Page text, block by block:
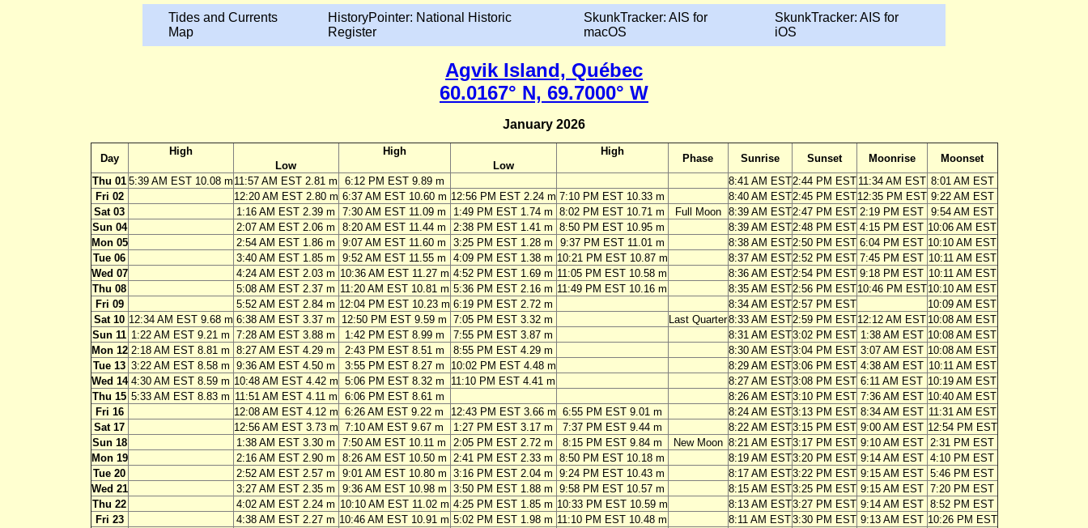
Tides and Currents
Map
HistoryPointer: National Historic
Register
SkunkTracker: AIS for
macOS
SkunkTracker: AIS for
iOS
Agvik Island, Québec
60.0167° N, 69.7000° W
January 2026
Day
High
Low
High
Low
High
Phase Sunrise Sunset Moonrise
Moonset
Thu 01 5:39 AM EST 10.08 m 11:57 AM EST 2.81 m 6:12 PM EST 9.89 m 8:41 AM EST2:44 PM EST 11:34 AM EST 8:01 AM EST
Fri 02
12:20 AM EST 2.80 m 6:37 AM EST 10.60 m 12:56 PM EST 2.24 m 7:10 PM EST 10.33 m 8:40 AM EST2:45 PM EST12:35 PM EST 9:22 AM EST
Sat 03
1:16 AM EST 2.39 m 7:30 AM EST 11.09 m 1:49 PM EST 1.74 m 8:02 PM EST 10.71 m Full Moon 8:39 AM EST2:47 PM EST 2:19 PM EST 9:54 AM EST
Sun 04
2:07 AM EST 2.06 m 8:20 AM EST 11.44 m 2:38 PM EST 1.41 m 8:50 PM EST 10.95 m 8:39 AM EST2:48 PM EST 4:15 PM EST 10:06 AM EST
Mon 05
2:54 AM EST 1.86 m 9:07 AM EST 11.60 m 3:25 PM EST 1.28 m 9:37 PM EST 11.01 m 8:38 AM EST2:50 PM EST 6:04 PM EST 10:10 AM EST
Tue 06
3:40 AM EST 1.85 m 9:52 AM EST 11.55 m 4:09 PM EST 1.38 m 10:21 PM EST 10.87 m 8:37 AM EST2:52 PM EST 7:45 PM EST 10:11 AM EST
Wed 07
4:24 AM EST 2.03 m 10:36 AM EST 11.27 m 4:52 PM EST 1.69 m 11:05 PM EST 10.58 m 8:36 AM EST2:54 PM EST 9:18 PM EST 10:11 AM EST
Thu 08
5:08 AM EST 2.37 m 11:20 AM EST 10.81 m 5:36 PM EST 2.16 m 11:49 PM EST 10.16 m 8:35 AM EST2:56 PM EST10:46 PM EST10:10 AM EST
Fri 09
5:52 AM EST 2.84 m 12:04 PM EST 10.23 m 6:19 PM EST 2.72 m 8:34 AM EST2:57 PM EST
10:09 AM EST
Sat 10 12:34 AM EST 9.68 m 6:38 AM EST 3.37 m 12:50 PM EST 9.59 m 7:05 PM EST 3.32 m Last Quarter8:33 AM EST2:59 PM EST12:12 AM EST 10:08 AM EST
Sun 11 1:22 AM EST 9.21 m 7:28 AM EST 3.88 m 1:42 PM EST 8.99 m 7:55 PM EST 3.87 m 8:31 AM EST3:02 PM EST 1:38 AM EST 10:08 AM EST
Mon 12 2:18 AM EST 8.81 m 8:27 AM EST 4.29 m 2:43 PM EST 8.51 m 8:55 PM EST 4.29 m 8:30 AM EST3:04 PM EST 3:07 AM EST 10:08 AM EST
Tue 13 3:22 AM EST 8.58 m 9:36 AM EST 4.50 m 3:55 PM EST 8.27 m 10:02 PM EST 4.48 m 8:29 AM EST3:06 PM EST 4:38 AM EST 10:11 AM EST
Wed 14 4:30 AM EST 8.59 m 10:48 AM EST 4.42 m 5:06 PM EST 8.32 m 11:10 PM EST 4.41 m 8:27 AM EST3:08 PM EST 6:11 AM EST 10:19 AM EST
Thu 15 5:33 AM EST 8.83 m 11:51 AM EST 4.11 m 6:06 PM EST 8.61 m 8:26 AM EST3:10 PM EST 7:36 AM EST 10:40 AM EST
Fri 16
12:08 AM EST 4.12 m 6:26 AM EST 9.22 m 12:43 PM EST 3.66 m 6:55 PM EST 9.01 m 8:24 AM EST3:13 PM EST 8:34 AM EST 11:31 AM EST
Sat 17
12:56 AM EST 3.73 m 7:10 AM EST 9.67 m 1:27 PM EST 3.17 m 7:37 PM EST 9.44 m 8:22 AM EST3:15 PM EST 9:00 AM EST 12:54 PM EST
Sun 18
1:38 AM EST 3.30 m 7:50 AM EST 10.11 m 2:05 PM EST 2.72 m 8:15 PM EST 9.84 m New Moon 8:21 AM EST3:17 PM EST 9:10 AM EST 2:31 PM EST
Mon 19
2:16 AM EST 2.90 m 8:26 AM EST 10.50 m 2:41 PM EST 2.33 m 8:50 PM EST 10.18 m 8:19 AM EST3:20 PM EST 9:14 AM EST 4:10 PM EST
Tue 20
2:52 AM EST 2.57 m 9:01 AM EST 10.80 m 3:16 PM EST 2.04 m 9:24 PM EST 10.43 m 8:17 AM EST3:22 PM EST 9:15 AM EST 5:46 PM EST
Wed 21
3:27 AM EST 2.35 m 9:36 AM EST 10.98 m 3:50 PM EST 1.88 m 9:58 PM EST 10.57 m 8:15 AM EST3:25 PM EST 9:15 AM EST 7:20 PM EST
Thu 22
4:02 AM EST 2.24 m 10:10 AM EST 11.02 m 4:25 PM EST 1.85 m 10:33 PM EST 10.59 m 8:13 AM EST3:27 PM EST 9:14 AM EST 8:52 PM EST
Fri 23
4:38 AM EST 2.27 m 10:46 AM EST 10.91 m 5:02 PM EST 1.98 m 11:10 PM EST 10.48 m 8:11 AM EST3:30 PM EST 9:13 AM EST 10:26 PM EST